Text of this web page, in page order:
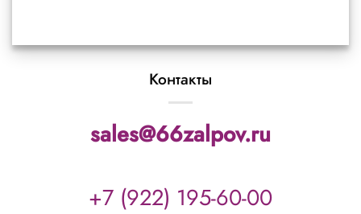
Контакты
sales@66zalpov.ru
+7 (922) 195-60-00